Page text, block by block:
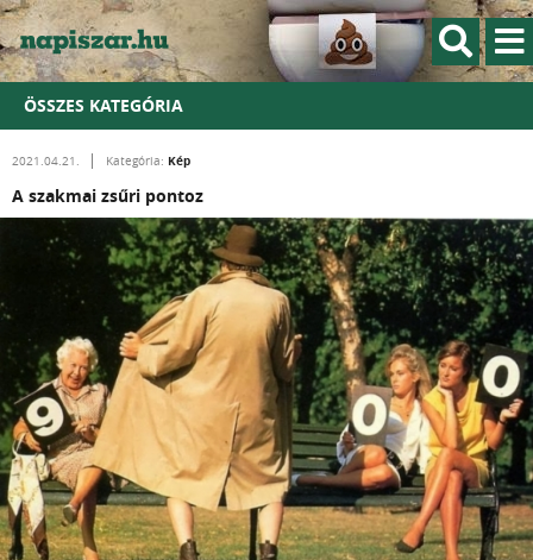
ÖSSZES KATEGÓRIA
2021.04.21. Kategória: Kép
A szakmai zsűri pontoz